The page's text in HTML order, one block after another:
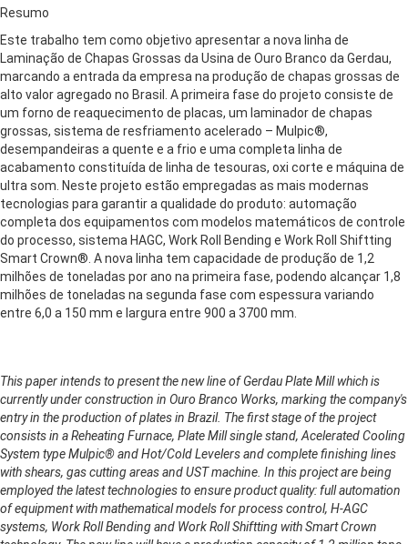
Resumo
Este trabalho tem como objetivo apresentar a nova linha de
Laminação de Chapas Grossas da Usina de Ouro Branco da Gerdau,
marcando a entrada da empresa na produção de chapas grossas de
alto valor agregado no Brasil. A primeira fase do projeto consiste de
um forno de reaquecimento de placas, um laminador de chapas
grossas, sistema de resfriamento acelerado – Mulpic®,
desempandeiras a quente e a frio e uma completa linha de
acabamento constituída de linha de tesouras, oxi corte e máquina de
ultra som. Neste projeto estão empregadas as mais modernas
tecnologias para garantir a qualidade do produto: automação
completa dos equipamentos com modelos matemáticos de controle
do processo, sistema HAGC, Work Roll Bending e Work Roll Shiftting
Smart Crown®. A nova linha tem capacidade de produção de 1,2
milhões de toneladas por ano na primeira fase, podendo alcançar 1,8
milhões de toneladas na segunda fase com espessura variando
entre 6,0 a 150 mm e largura entre 900 a 3700 mm.
This paper intends to present the new line of Gerdau Plate Mill which is
currently under construction in Ouro Branco Works, marking the company's
entry in the production of plates in Brazil. The first stage of the project
consists in a Reheating Furnace, Plate Mill single stand, Acelerated Cooling
System type Mulpic® and Hot/Cold Levelers and complete finishing lines
with shears, gas cutting areas and UST machine. In this project are being
employed the latest technologies to ensure product quality: full automation
of equipment with mathematical models for process control, H-AGC
systems, Work Roll Bending and Work Roll Shiftting with Smart Crown